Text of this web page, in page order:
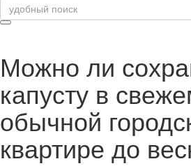
Можно ли
капусту в
обычной
квартире до